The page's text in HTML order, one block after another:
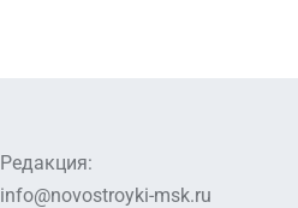
Редакция:
info@novostroyki-msk.ru